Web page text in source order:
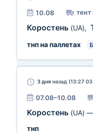
10.08 тент
Коростень (UA),
тнп на паллетах
3 дня назад (13:27
07.08–10.08
Коростень (UA) —
тнп